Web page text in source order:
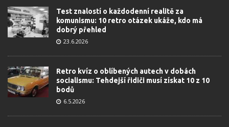
Test znalostí o každodenní realitě za
komunismu: 10 retro otázek ukáže, kdo má
dobrý přehled
23.6.2026
Retro kvíz o oblíbených autech v dobách
socialismu: Tehdejší řidiči musí získat 10 z 10
bodů
6.5.2026